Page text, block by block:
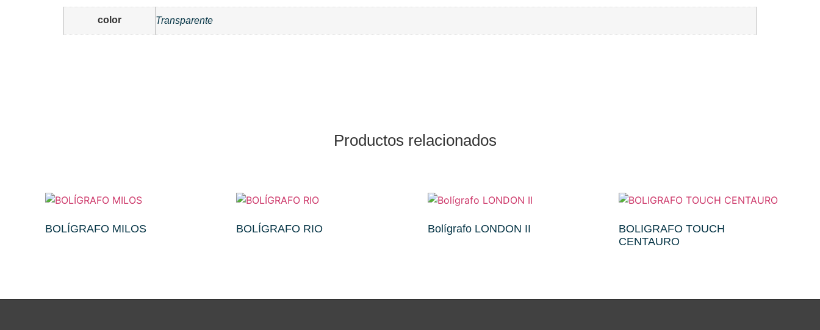
color Transparente
Productos relacionados
BOLÍGRAFO MILOS BOLÍGRAFO RIO Bolígrafo LONDON II
BOLIGRAFO TOUCH
CENTAURO